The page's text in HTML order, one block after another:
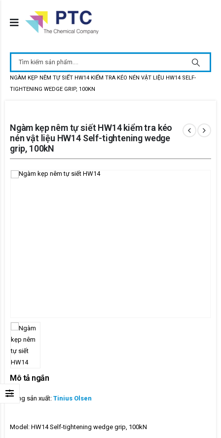
HOME CÁC LOẠI SẢN PHẨM KHÁC
NGÀM KẸP NÊM TỰ SIẾT HW14 KIỂM TRA KÉO NÉN VẬT LIỆU HW14 SELF-
TIGHTENING WEDGE GRIP, 100KN
Ngàm kẹp nêm tự siết HW14 kiểm tra kéo
nén vật liệu HW14 Self-tightening wedge
grip, 100kN
Mô tả ngắn
Hãng sản xuất: Tinius Olsen
Model: HW14 Self-tightening wedge grip, 100kN